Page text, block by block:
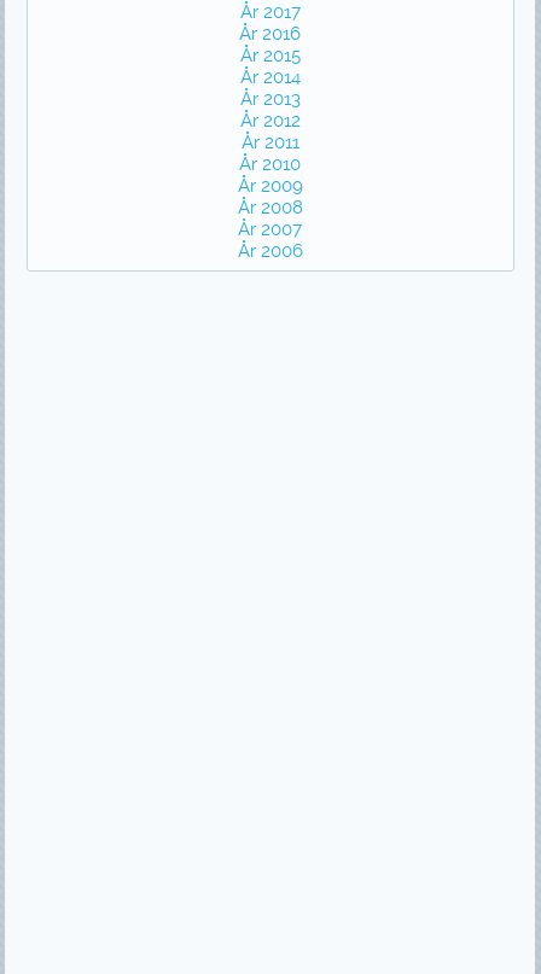
År 2017
År 2016
År 2015
År 2014
År 2013
År 2012
År 2011
År 2010
År 2009
År 2008
År 2007
År 2006